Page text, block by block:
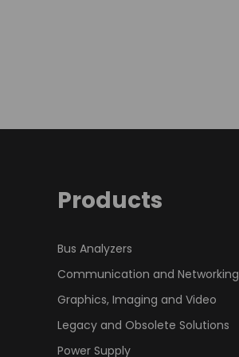
Products
Bus Analyzers
Communication and Networking
Graphics, Imaging and Video
Legacy and Obsolete Solutions
Power Supply